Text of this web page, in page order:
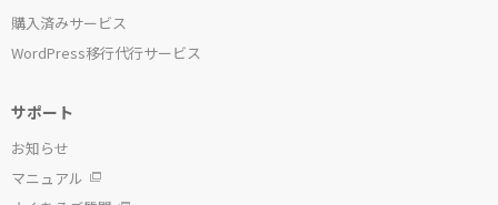
購入済みサービス
WordPress移行代行サービス
サポート
お知らせ
マニュアル